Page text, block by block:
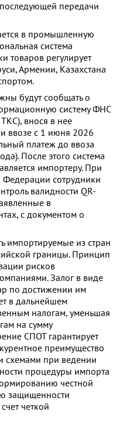
передачи
в промышленную
система
товаров регулирует
Армении, Казахстана
будут сообщать о
систему ФНС
внося в нее
ввозе с 1 июня 2026
платеж до ввоза
После этого система
импортеру. При
сотрудники
валидности QR-
в
с документом о
импортируемые из стран
границы. Принцип
рисков
Залог в виде
по достижении им
в дальнейшем
налогам, уменьшая
на сумму
СПОТ гарантирует
преимущество
схемами при ведении
процедуры импорта
честной
защищенности
четкой